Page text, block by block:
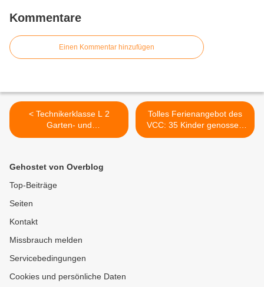
Kommentare
Einen Kommentar hinzufügen
< Technikerklasse L 2
Garten- und
Landschaftsbau der LWG
mit Nachhaltigkeit und
Regionalität - Ausstellung
und Führungen am 2. Juli
Tolles Ferienangebot des
VCC: 35 Kinder genossen
am Samstag
Gehostet von Overblog
Top-Beiträge
Seiten
Kontakt
Missbrauch melden
Servicebedingungen
Cookies und persönliche Daten